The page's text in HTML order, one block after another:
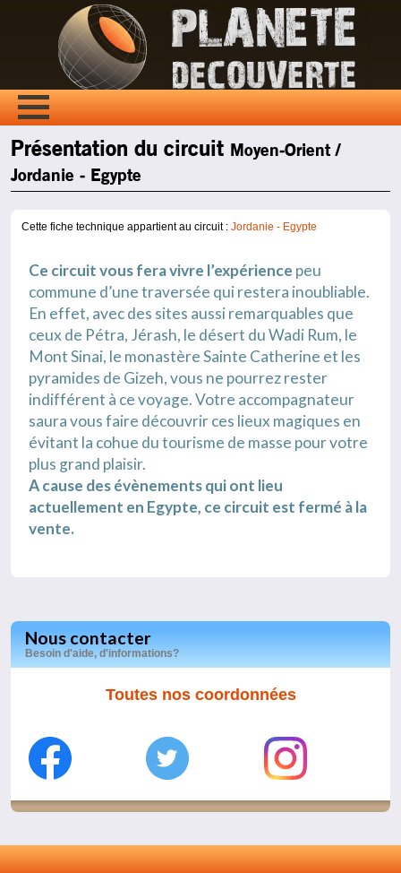
Présentation du circuit Moyen-Orient /
Jordanie - Egypte
Cette fiche technique appartient au circuit :Jordanie - Egypte
Ce circuit vous fera vivre l’expérience peu
commune d’une traversée qui restera inoubliable.
En effet, avec des sites aussi remarquables que
ceux de Pétra, Jérash, le désert du Wadi Rum, le
Mont Sinai, le monastère Sainte Catherine et les
pyramides de Gizeh, vous ne pourrez rester
indifférent à ce voyage. Votre accompagnateur
saura vous faire découvrir ces lieux magiques en
évitant la cohue du tourisme de masse pour votre
plus grand plaisir.
A cause des évènements qui ont lieu
actuellement en Egypte, ce circuit est fermé à la
vente.
Nous contacter
Besoin d'aide, d'informations?
Toutes nos coordonnées